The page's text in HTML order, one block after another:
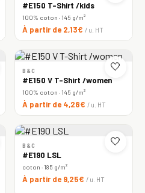
#E150 T-Shirt /kids
100% coton · 145 g/m²
À partir de 2,13€ / u. HT
🤍
B&C
#E150 V T-Shirt /women
100% coton · 145 g/m²
À partir de 4,28€ / u. HT
🤍
B&C
#E190 LSL
coton · 185 g/m²
À partir de 9,25€ / u. HT